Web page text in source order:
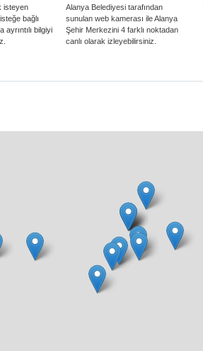
isteyen
bağlı
ayrıntılı bilgiyi
Alanya Belediyesi tarafından
sunulan web kamerası ile Alanya
Şehir Merkezini 4 farklı noktadan
canlı olarak izleyebilirsiniz.